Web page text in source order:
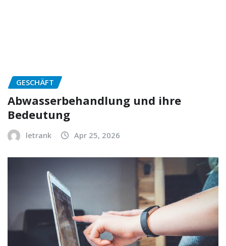
GESCHÄFT
Abwasserbehandlung und ihre
Bedeutung
letrank Apr 25, 2026